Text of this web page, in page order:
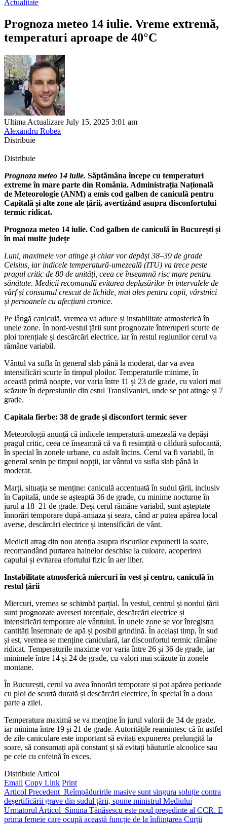
Actualitate
Prognoza meteo 14 iulie. Vreme extremă,
temperaturi aproape de 40°C
Ultima Actualizare July 15, 2025 3:01 am
Alexandru Robea
Distribuie
Distribuie
Prognoza meteo 14 iulie. Săptămâna începe cu temperaturi
extreme în mare parte din România. Administrația Națională
de Meteorologie (ANM) a emis cod galben de caniculă pentru
Capitală și alte zone ale țării, avertizând asupra disconfortului
termic ridicat.
Prognoza meteo 14 iulie. Cod galben de caniculă în București și
în mai multe județe
Luni, maximele vor atinge și chiar vor depăși 38–39 de grade
Celsius, iar indicele temperatură-umezeală (ITU) va trece peste
pragul critic de 80 de unități, ceea ce înseamnă risc mare pentru
sănătate. Medicii recomandă evitarea deplasărilor în intervalele de
vârf și consumul crescut de lichide, mai ales pentru copii, vârstnici
și persoanele cu afecțiuni cronice.
Pe lângă caniculă, vremea va aduce și instabilitate atmosferică în
unele zone. În nord-vestul țării sunt prognozate întreruperi scurte de
ploi torențiale și descărcări electrice, iar în restul regiunilor cerul va
rămâne variabil.
Vântul va sufla în general slab până la moderat, dar va avea
intensificări scurte în timpul ploilor. Temperaturile minime, în
această primă noapte, vor varia între 11 și 23 de grade, cu valori mai
scăzute în depresiunile din estul Transilvaniei, unde se pot atinge și 7
grade.
Capitala fierbe: 38 de grade și disconfort termic sever
Meteorologii anunță că indicele temperatură-umezeală va depăși
pragul critic, ceea ce înseamnă că va fi resimțită o căldură sufocantă,
în special în zonele urbane, cu asfalt încins. Cerul va fi variabil, în
general senin pe timpul nopții, iar vântul va sufla slab până la
moderat.
Marți, situația se menține: caniculă accentuată în sudul țării, inclusiv
în Capitală, unde se așteaptă 36 de grade, cu minime nocturne în
jurul a 18–21 de grade. Deși cerul rămâne variabil, sunt așteptate
înnorări temporare după-amiaza și seara, când ar putea apărea local
averse, descărcări electrice și intensificări de vânt.
Medicii atrag din nou atenția asupra riscurilor expunerii la soare,
recomandând purtarea hainelor deschise la culoare, acoperirea
capului și evitarea efortului fizic în aer liber.
Instabilitate atmosferică miercuri în vest și centru, caniculă în
restul țării
Miercuri, vremea se schimbă parțial. În vestul, centrul și nordul țării
sunt prognozate averseri torențiale, descărcări electrice și
intensificări temporare ale vântului. În unele zone se vor înregistra
cantități însemnate de apă și posibil grindină. În același timp, în sud
și est, vremea se menține caniculară, iar disconfortul termic rămâne
ridicat. Temperaturile maxime vor varia între 26 și 36 de grade, iar
minimele între 14 și 24 de grade, cu valori mai scăzute în zonele
montane.
În București, cerul va avea înnorări temporare și pot apărea perioade
cu ploi de scurtă durată și descărcări electrice, în special în a doua
parte a zilei.
Temperatura maximă se va menține în jurul valorii de 34 de grade,
iar minima între 19 și 21 de grade. Autoritățile reamintesc că în astfel
de zile caniculare este important să evitați expunerea prelungită la
soare, să consumați apă constant și să evitați băuturile alcoolice sau
pe cele cu cofeină în exces.
Distribuie Articol
Email Copy Link Print
Articol Precedent Reîmpăduririle masive sunt singura soluție contra
deșertificării grave din sudul țării, spune ministrul Mediului
Urmatorul Articol Simina Tănăsescu este noul președinte al CCR. E
prima femeie care ocupă această funcție de la înființarea Curții